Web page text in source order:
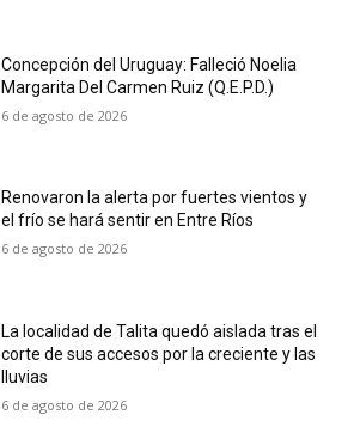
Concepción del Uruguay: Falleció Noelia
Margarita Del Carmen Ruiz (Q.E.P.D.)
6 de agosto de 2026
Renovaron la alerta por fuertes vientos y
el frío se hará sentir en Entre Ríos
6 de agosto de 2026
La localidad de Talita quedó aislada tras el
corte de sus accesos por la creciente y las
lluvias
6 de agosto de 2026